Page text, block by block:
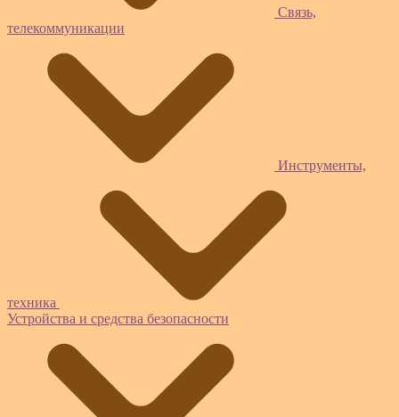
Связь,
телекоммуникации
Инструменты,
техника
Устройства и средства безопасности